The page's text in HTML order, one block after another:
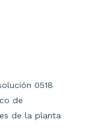
0518
de
de la planta